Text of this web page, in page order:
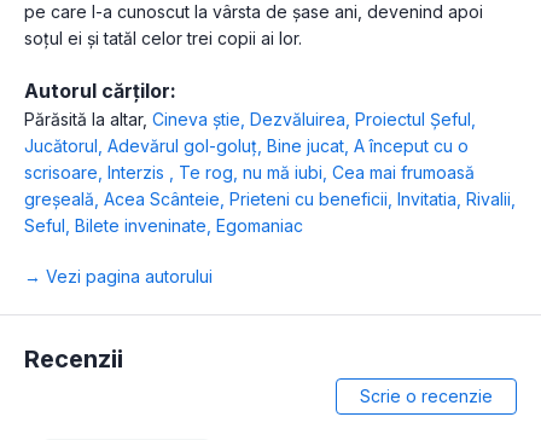
pe care l-a cunoscut la vârsta de șase ani, devenind apoi
soțul ei și tatăl celor trei copii ai lor.
Autorul cărților:
Părăsită la altar, Cineva știe Dezvăluirea Proiectul Șeful
Jucătorul Adevărul gol-goluț Bine jucat A început cu o
scrisoare Interzis Te rog, nu mă iubi Cea mai frumoasă
greșeală Acea Scânteie Prieteni cu beneficii Invitatia Rivalii
Seful Bilete inveninate Egomaniac
→ Vezi pagina autorului
Recenzii
Scrie o recenzie